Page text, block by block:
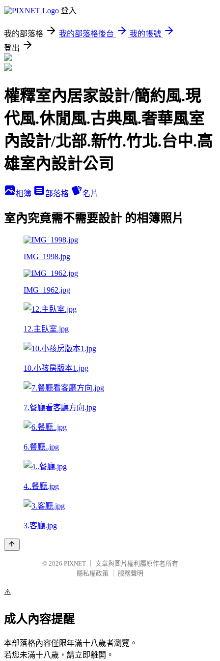
登入
我的部落格 我的部落格後台
我的帳號
登出
權釋室內居家設計/簡約風.現
代風.休閒風.古典風.奢華風室
內設計/北部.新竹.竹北.台中.高
雄室內設計公司
相簿 部落格 名片
室內究竟需不需要設計 的相簿照片
IMG_1998.jpg
IMG_1962.jpg
12.主臥室.jpg
10.小孩房版本1.jpg
7.餐廳看客廳方向.jpg
6.餐廳..jpg
4..餐廳.jpg
3.客廳.jpg
© 2026 PIXNET
文章與圖片權利屬原作者所有
隱私權政策
服務聲明
⚠️
成人內容提醒
本部落格內容僅限年滿十八歲者瀏覽。
若您未滿十八歲，請立即離開。